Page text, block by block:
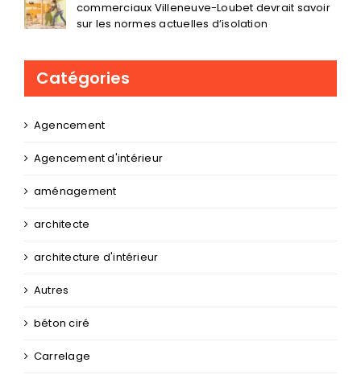
commerciaux Villeneuve-Loubet devrait savoir
sur les normes actuelles d’isolation
Catégories
Agencement
Agencement d'intérieur
aménagement
architecte
architecture d'intérieur
Autres
béton ciré
Carrelage